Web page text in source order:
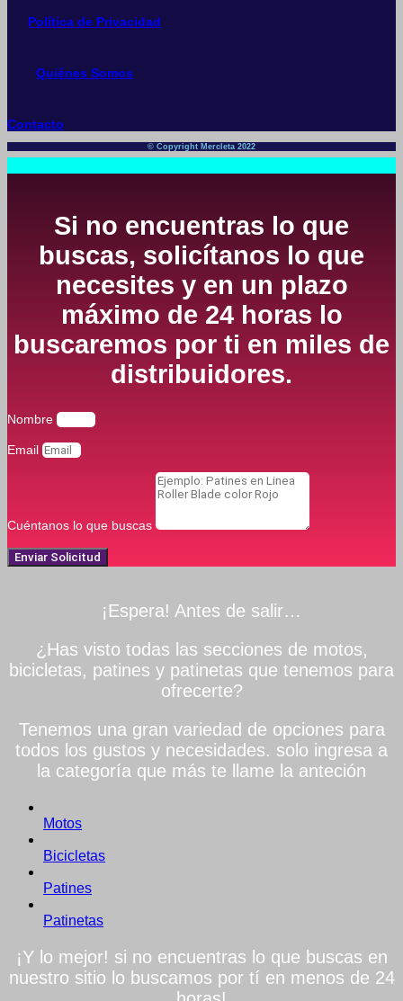
Política de Privacidad
Quiénes Somos
Contacto
© Copyright Mercleta 2022
Si no encuentras lo que
buscas, solicítanos lo que
necesites y en un plazo
máximo de 24 horas lo
buscaremos por ti en miles de
distribuidores.
Nombre
Email
Cuéntanos lo que buscas
Enviar Solicitud
¡Espera! Antes de salir…
¿Has visto todas las secciones de motos,
bicicletas, patines y patinetas que tenemos para
ofrecerte?
Tenemos una gran variedad de opciones para
todos los gustos y necesidades. solo ingresa a
la categoría que más te llame la anteción
Motos
Bicicletas
Patines
Patinetas
¡Y lo mejor! si no encuentras lo que buscas en
nuestro sitio lo buscamos por tí en menos de 24